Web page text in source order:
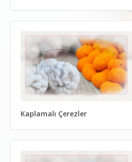
Kaplamalı Çerezler